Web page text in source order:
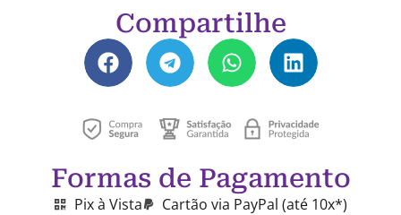
Compartilhe
Formas de Pagamento
Pix à Vista Cartão via PayPal (até 10x*)